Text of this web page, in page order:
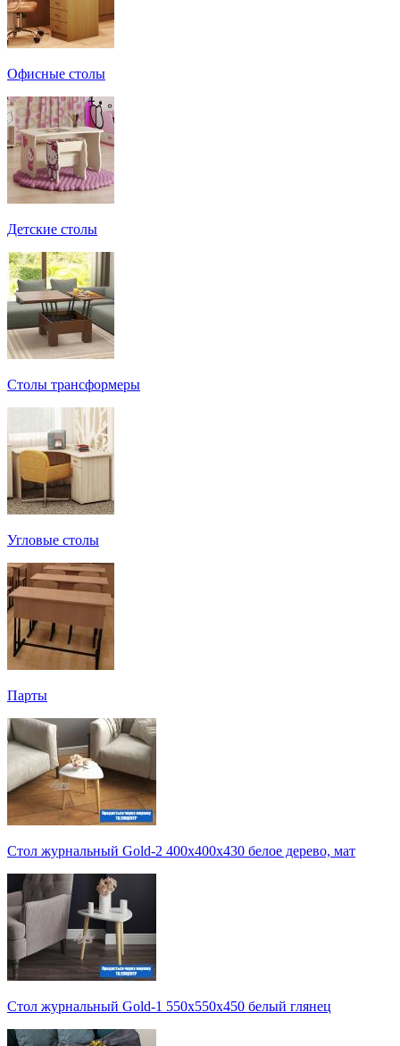
Офисные столы
Детские столы
Столы трансформеры
Угловые столы
Парты
Стол журнальный Gold-2 400х400х430 белое дерево, мат
Стол журнальный Gold-1 550х550х450 белый глянец